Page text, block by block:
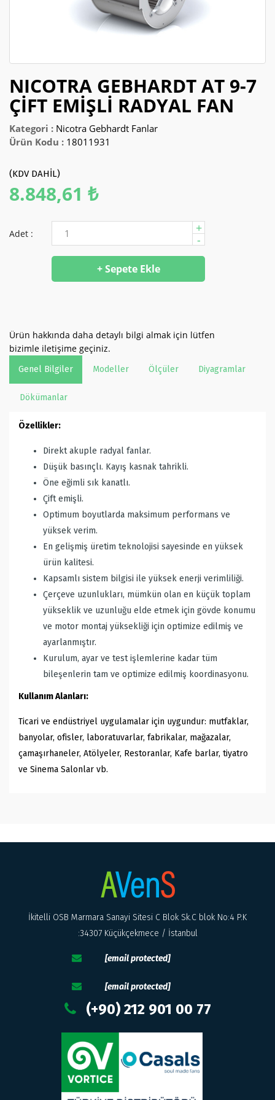
NICOTRA GEBHARDT AT 9-7
ÇİFT EMİŞLİ RADYAL FAN
Kategori : Nicotra Gebhardt Fanlar
Ürün Kodu : 18011931
(KDV DAHİL)
8.848,61 ₺
Adet :
+
-
+ Sepete Ekle
Ürün hakkında daha detaylı bilgi almak için lütfen
bizimle iletişime geçiniz.
Genel Bilgiler Modeller Ölçüler Diyagramlar
Dökümanlar
Özellikler:
Direkt akuple radyal fanlar.
Düşük basınçlı. Kayış kasnak tahrikli.
Öne eğimli sık kanatlı.
Çift emişli.
Optimum boyutlarda maksimum performans ve
yüksek verim.
En gelişmiş üretim teknolojisi sayesinde en yüksek
ürün kalitesi.
Kapsamlı sistem bilgisi ile yüksek enerji verimliliği.
Çerçeve uzunlukları, mümkün olan en küçük toplam
yükseklik ve uzunluğu elde etmek için gövde konumu
ve motor montaj yüksekliği için optimize edilmiş ve
ayarlanmıştır.
Kurulum, ayar ve test işlemlerine kadar tüm
bileşenlerin tam ve optimize edilmiş koordinasyonu.
Kullanım Alanları:
Ticari ve endüstriyel uygulamalar için uygundur: mutfaklar,
banyolar, ofisler, laboratuvarlar, fabrikalar, mağazalar,
çamaşırhaneler, Atölyeler, Restoranlar, Kafe barlar, tiyatro
ve Sinema Salonlar vb.
İkitelli OSB Marmara Sanayi Sitesi C Blok Sk.C blok No:4 P.K
:34307 Küçükçekmece / İstanbul
[email protected]
[email protected]
(+90) 212 901 00 77